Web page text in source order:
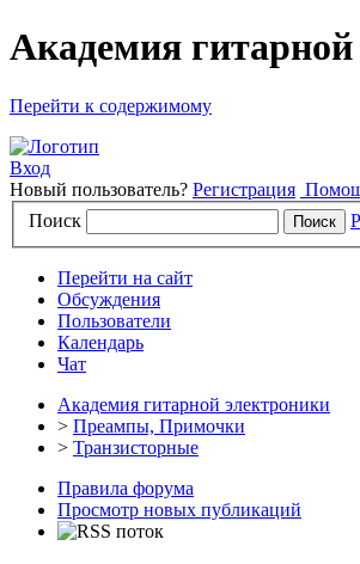
Академия
Перейти к содержимому
Вход
Новый пользователь? Регистрация
Поиск
Перейти на сайт
Обсуждения
Пользователи
Календарь
Чат
Академия гитарной электроники
> Преампы, Примочки
> Транзисторные
Правила форума
Просмотр новых публикаций